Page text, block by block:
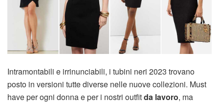
Intramontabili e irrinunciabili, i tubini neri 2023 trovano
posto in versioni tutte diverse nelle nuove collezioni. Must
have per ogni donna e per i nostri outfitda lavoro, ma